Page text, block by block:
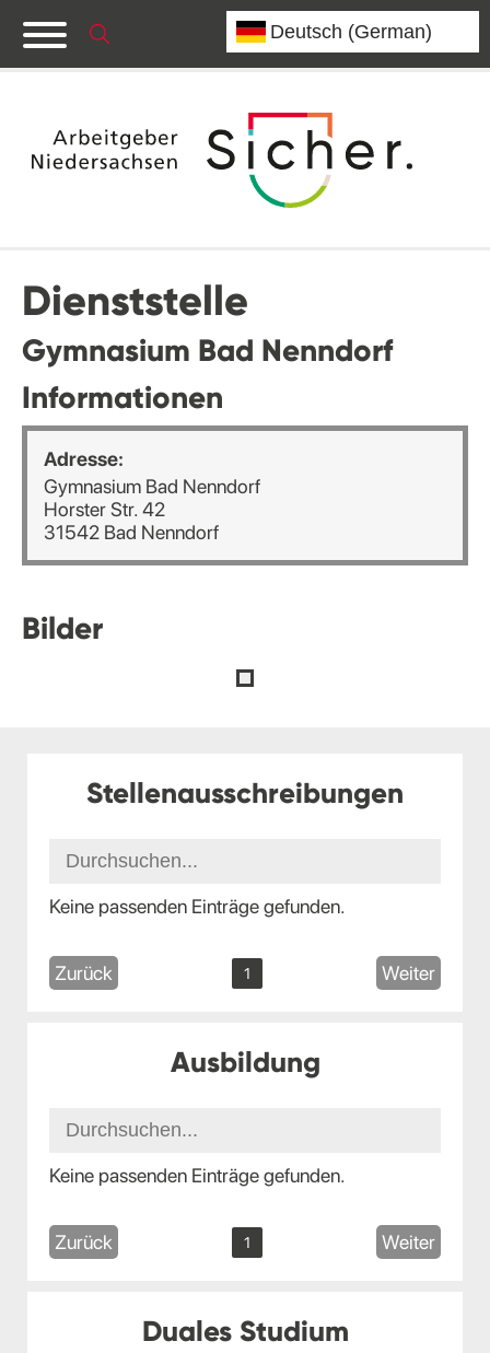
Dienststelle
Gymnasium Bad Nenndorf
Informationen
Adresse:
Gymnasium Bad Nenndorf
Horster Str. 42
31542 Bad Nenndorf
Bilder
Stellenausschreibungen
Keine passenden Einträge gefunden.
Zurück 1 Weiter
Ausbildung
Keine passenden Einträge gefunden.
Zurück 1 Weiter
Duales Studium